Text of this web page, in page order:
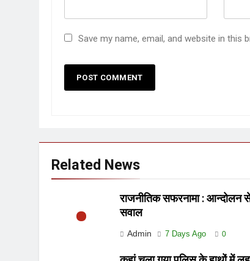
Save my name, email, and website in
Related News
राजनीतिक सफरनामा : आन्दोलन
सवाल
Admin 7 Days Ago 0